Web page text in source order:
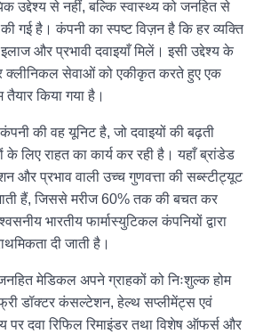
उद्देश्य से नहीं, बल्कि स्वास्थ्य को जनहित से
गई है। कंपनी का स्पष्ट विज़न है कि हर व्यक्ति
और प्रभावी दवाइयाँ मिलें। इसी उद्देश्य के
क्लीनिकल सेवाओं को एकीकृत करते हुए एक
किया गया है।
की वह यूनिट है, जो दवाइयों की बढ़ती
लिए राहत का कार्य कर रही है। यहाँ ब्रांडेड
और प्रभाव वाली उच्च गुणवत्ता की सब्स्टीट्यूट
हैं, जिससे मरीज 60% तक की बचत कर
भारतीय फार्मास्युटिकल कंपनियों द्वारा
दी जाती है।
मेडिकल अपने ग्राहकों को निःशुल्क होम
फ्री डॉक्टर कंसल्टेशन, हेल्थ सप्लीमेंट्स एवं
दवा रिफिल रिमाइंडर तथा विशेष ऑफर्स और